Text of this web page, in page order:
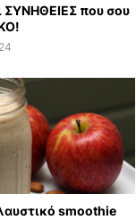
ΣΥΝΗΘΕΙΕΣ που σου
smoothie